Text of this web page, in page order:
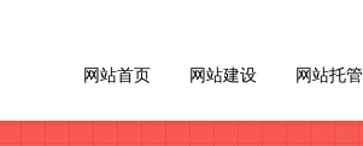
网站首页 网站建设 网站托管